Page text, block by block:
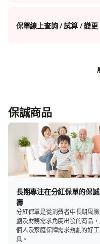
保單線上查詢 / 試算 / 變更
保誠商品
長期專注在分紅保單的保
壽
分紅保單是從消費者中長期風
劃及財務需求角度出發的商品
個人及家庭保障需求規劃的好工
具。